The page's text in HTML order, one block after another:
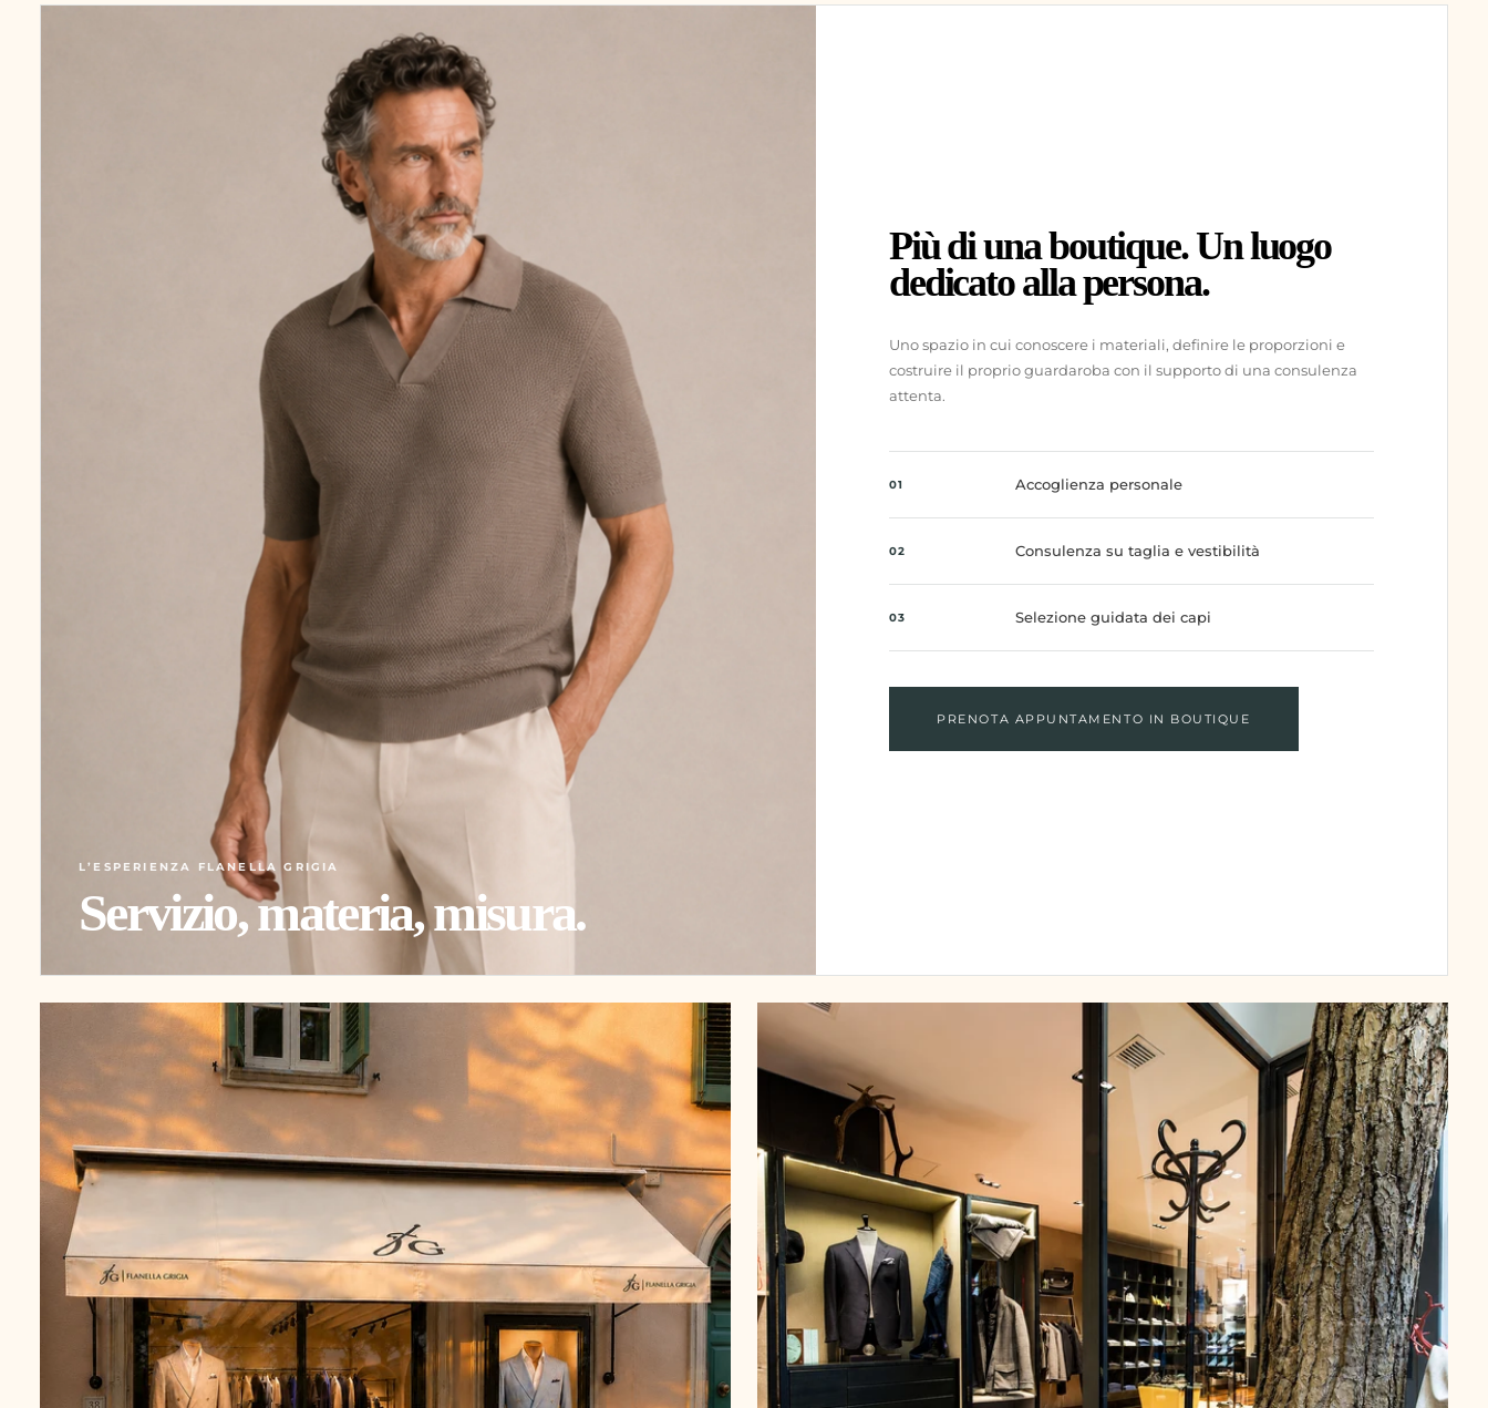
L’ESPERIENZA FLANELLA GRIGIA
Servizio, materia, misura.
Più di una boutique. Un luogo
dedicato alla persona.
Uno spazio in cui conoscere i materiali, definire le proporzioni e
costruire il proprio guardaroba con il supporto di una consulenza
attenta.
01 Accoglienza personale
02 Consulenza su taglia e vestibilità
03 Selezione guidata dei capi
PRENOTA APPUNTAMENTO IN BOUTIQUE